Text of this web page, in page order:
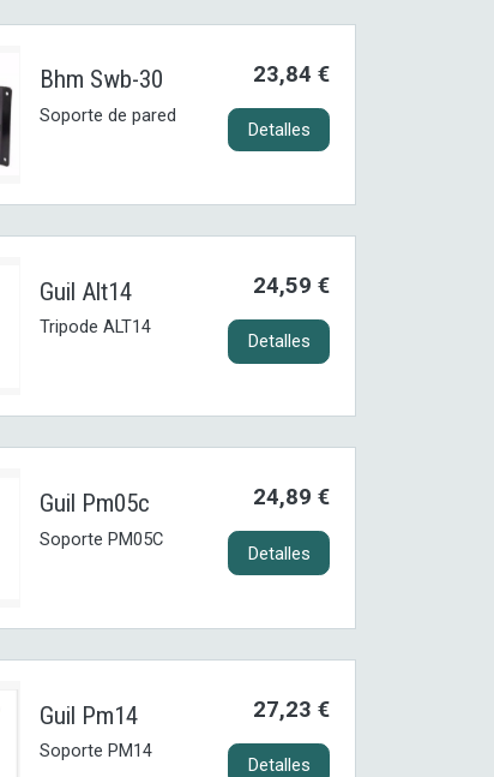
Bhm Swb-30
Soporte de pared
23,84 €
Detalles
Guil Alt14
Tripode ALT14
24,59 €
Detalles
Guil Pm05c
Soporte PM05C
24,89 €
Detalles
Guil Pm14
Soporte PM14
27,23 €
Detalles